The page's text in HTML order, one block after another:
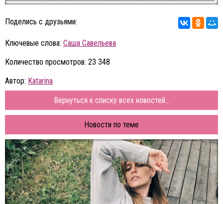
Поделись с друзьями:
Ключевые слова: Саша Савельева
Количество просмотров: 23 348
Автор: Katarina
Вернуться к списку всех новостей...
Новости по теме